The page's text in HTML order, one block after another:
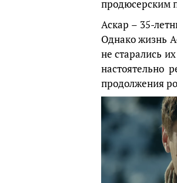
продюсерским
Аскар – 35-
Однако жизнь
не старались
настоятельно
продолжения